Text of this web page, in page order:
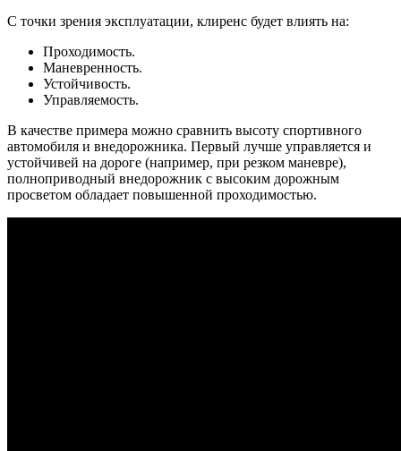
С точки зрения эксплуатации, клиренс будет влиять на:
Проходимость.
Маневренность.
Устойчивость.
Управляемость.
В качестве примера можно сравнить высоту спортивного
автомобиля и внедорожника. Первый лучше управляется и
устойчивей на дороге (например, при резком маневре),
полноприводный внедорожник с высоким дорожным
просветом обладает повышенной проходимостью.